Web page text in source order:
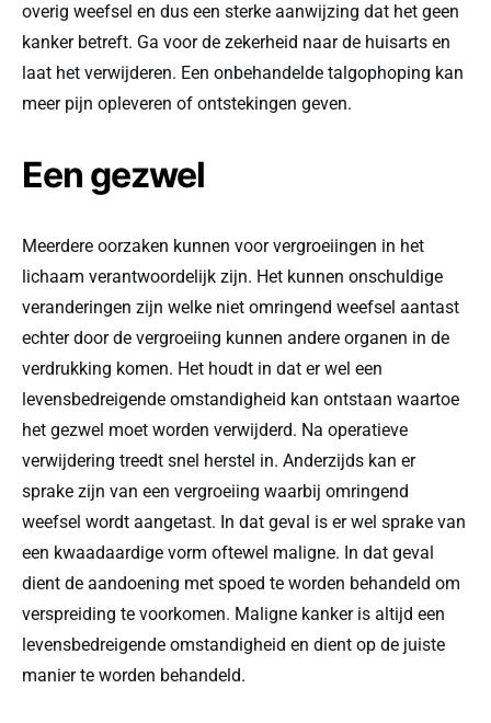
overig weefsel en dus een sterke aanwijzing dat het geen
kanker betreft. Ga voor de zekerheid naar de huisarts en
laat het verwijderen. Een onbehandelde talgophoping kan
meer pijn opleveren of ontstekingen geven.
Een gezwel
Meerdere oorzaken kunnen voor vergroeiingen in het
lichaam verantwoordelijk zijn. Het kunnen onschuldige
veranderingen zijn welke niet omringend weefsel aantast
echter door de vergroeiing kunnen andere organen in de
verdrukking komen. Het houdt in dat er wel een
levensbedreigende omstandigheid kan ontstaan waartoe
het gezwel moet worden verwijderd. Na operatieve
verwijdering treedt snel herstel in. Anderzijds kan er
sprake zijn van een vergroeiing waarbij omringend
weefsel wordt aangetast. In dat geval is er wel sprake van
een kwaadaardige vorm oftewel maligne. In dat geval
dient de aandoening met spoed te worden behandeld om
verspreiding te voorkomen. Maligne kanker is altijd een
levensbedreigende omstandigheid en dient op de juiste
manier te worden behandeld.